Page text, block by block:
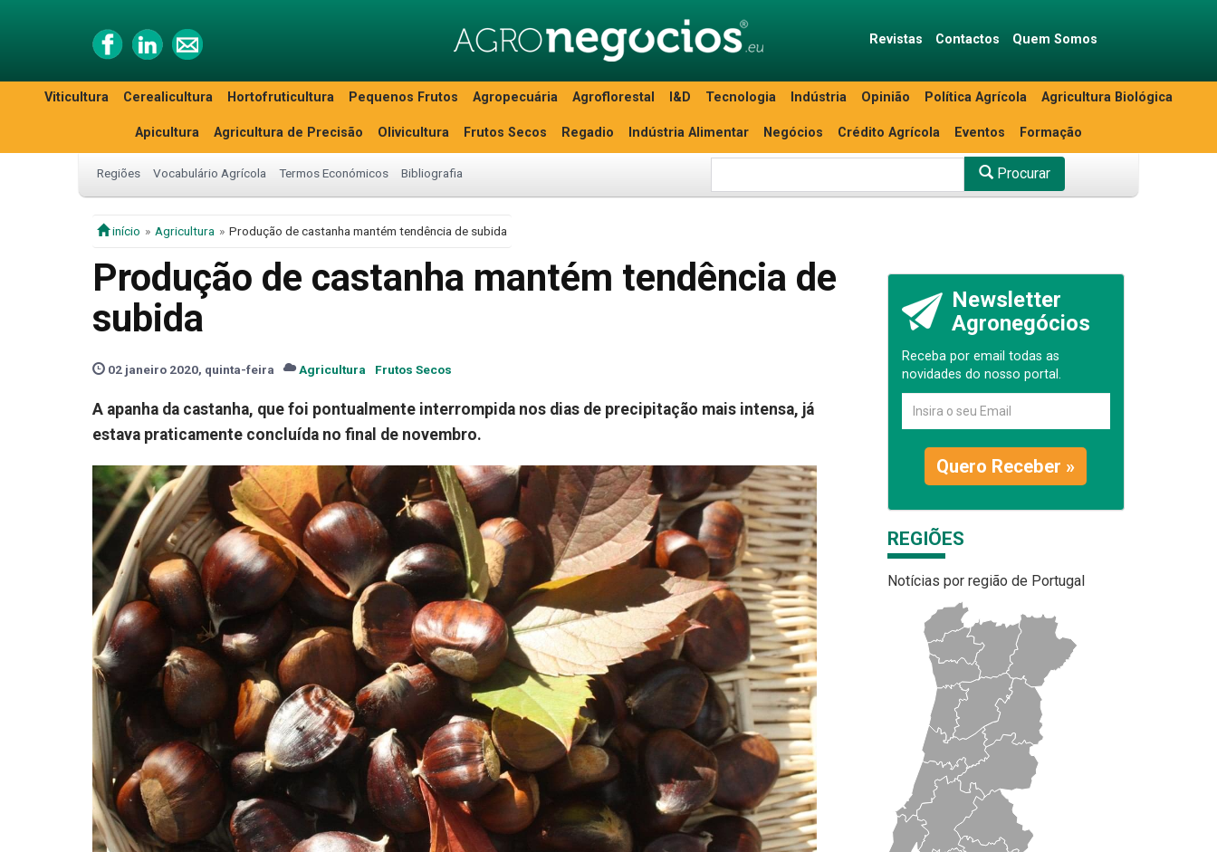
Revistas Contactos Quem Somos
Viticultura Cerealicultura Hortofruticultura Pequenos Frutos Agropecuária Agroflorestal I&D Tecnologia Indústria Opinião Política Agrícola Agricultura Biológica
Apicultura Agricultura de Precisão Olivicultura Frutos Secos Regadio Indústria Alimentar Negócios Crédito Agrícola Eventos Formação
Regiões Vocabulário Agrícola Termos Económicos Bibliografia Procurar
início Agricultura Produção de castanha mantém tendência de subida
Produção de castanha mantém tendência de
subida
02 janeiro 2020, quinta-feira Agricultura Frutos Secos
A apanha da castanha, que foi pontualmente interrompida nos dias de precipitação mais intensa, já
estava praticamente concluída no final de novembro.
Newsletter
Agronegócios
Receba por email todas as
novidades do nosso portal.
Quero Receber »
REGIÕES
Notícias por região de Portugal